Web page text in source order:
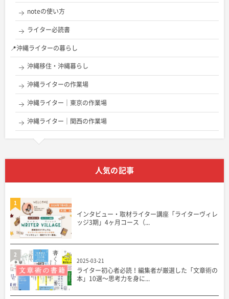
noteの使い方
ライター必読書
📍沖縄ライターの暮らし
沖縄移住・沖縄暮らし
沖縄ライターの作業場
沖縄ライター｜東京の作業場
沖縄ライター｜関西の作業場
人気の記事
インタビュー・取材ライター講座「ライターヴィレ
ッジ3期」4ヶ月コース（...
1
2025-03-21
ライター初心者必読！編集者が厳選した「文章術の
本」10選〜思考力を身に...
2